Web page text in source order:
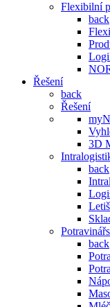
Flexibilní
back
Řešení
back
Řešení
3D
back
back